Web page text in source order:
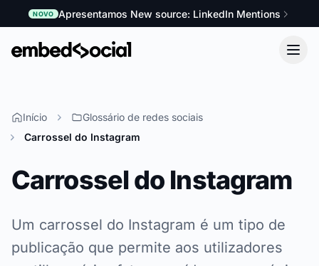
NOVO Apresentamos New source: LinkedIn Mentions
Início
Glossário de redes sociais
Carrossel do Instagram
Carrossel do Instagram
Um carrossel do Instagram é um tipo de
publicação que permite aos utilizadores